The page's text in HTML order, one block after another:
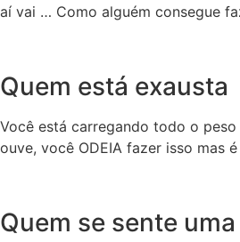
aí vai … Como alguém consegue
Quem está exausta
Você está carregando todo o
ouve, você ODEIA fazer isso mas
Quem se sente